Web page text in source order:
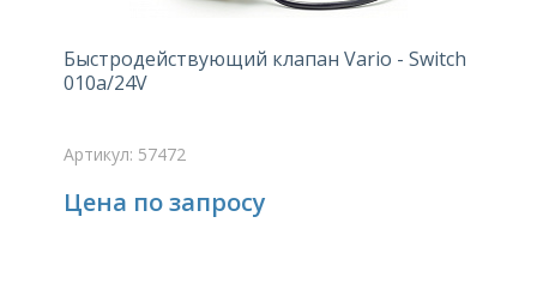
Быстродействующий клапан Vario - Switch
010а/24V
Артикул: 57472
Цена по запросу